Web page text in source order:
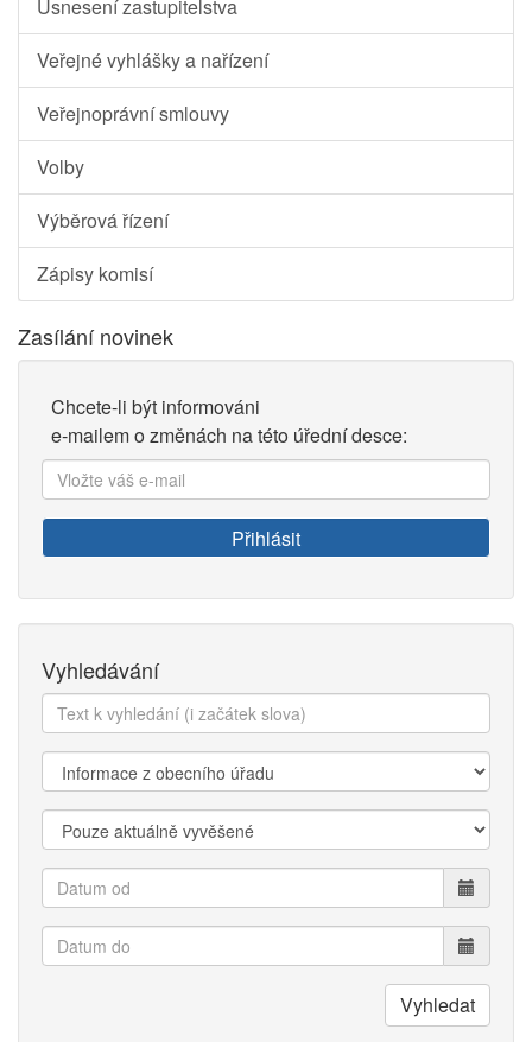
Usnesení zastupitelstva
Veřejné vyhlášky a nařízení
Veřejnoprávní smlouvy
Volby
Výběrová řízení
Zápisy komisí
Zasílání novinek
Chcete-li být informováni
e-mailem o změnách na této úřední desce:
Vložte
váš
e-
mail:
Přihlásit
Vyhledávání
Text
k
vyhledání:
Kategorie:
Zobrazit:
Datum
od
Datum
do
Vyhledat